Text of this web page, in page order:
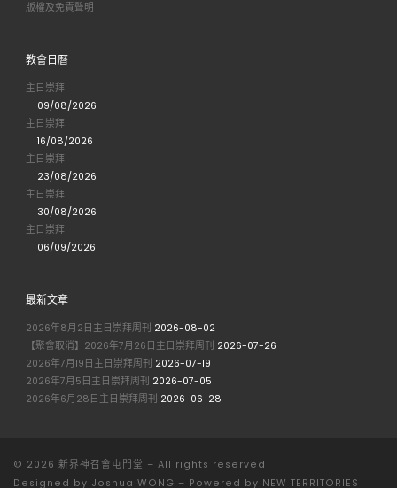
版權及免責聲明
教會日曆
主日崇拜
09/08/2026
主日崇拜
16/08/2026
主日崇拜
23/08/2026
主日崇拜
30/08/2026
主日崇拜
06/09/2026
最新文章
2026年8月2日主日崇拜周刊 2026-08-02
【聚會取消】2026年7月26日主日崇拜周刊 2026-07-26
2026年7月19日主日崇拜周刊 2026-07-19
2026年7月5日主日崇拜周刊 2026-07-05
2026年6月28日主日崇拜周刊 2026-06-28
© 2026 新界神召會屯門堂 – All rights reserved
Designed by Joshua WONG – Powered by NEW TERRITORIES